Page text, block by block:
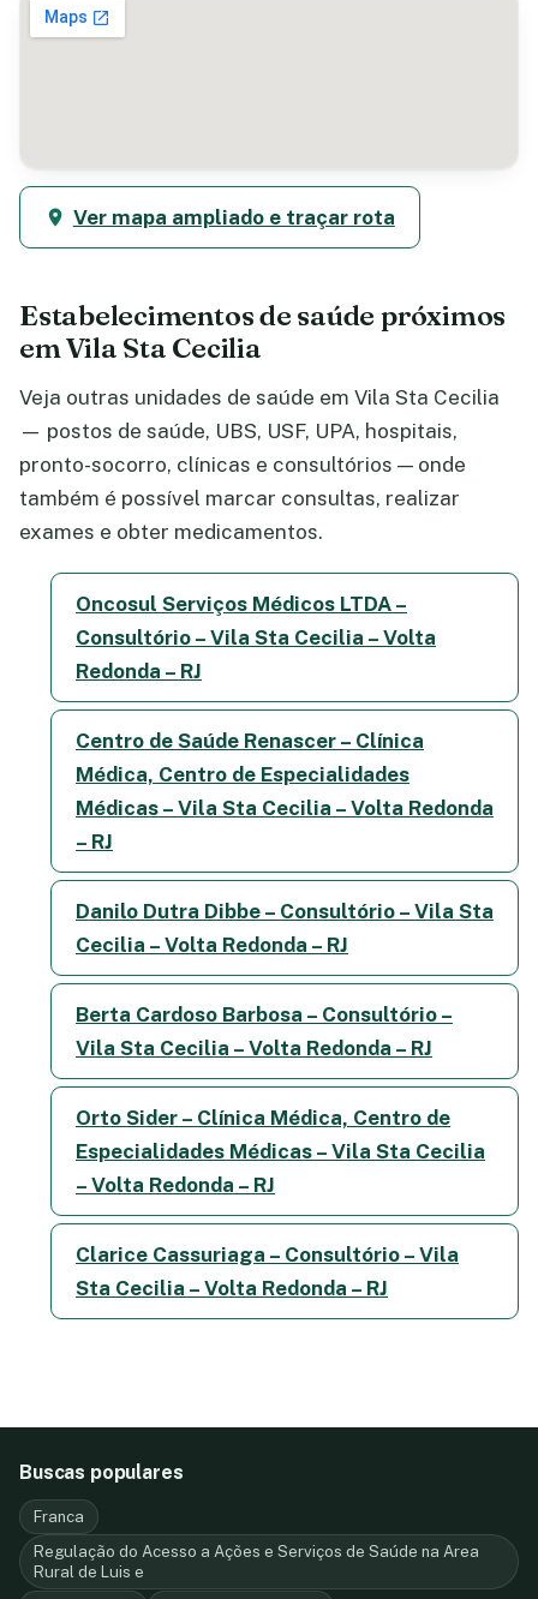
Ver mapa ampliado e traçar rota
Estabelecimentos de saúde próximos
em Vila Sta Cecilia
Veja outras unidades de saúde em Vila Sta Cecilia
— postos de saúde, UBS, USF, UPA, hospitais,
pronto-socorro, clínicas e consultórios — onde
também é possível marcar consultas, realizar
exames e obter medicamentos.
Oncosul Serviços Médicos LTDA –
Consultório – Vila Sta Cecilia – Volta
Redonda – RJ
Centro de Saúde Renascer – Clínica
Médica, Centro de Especialidades
Médicas – Vila Sta Cecilia – Volta Redonda
– RJ
Danilo Dutra Dibbe – Consultório – Vila Sta
Cecilia – Volta Redonda – RJ
Berta Cardoso Barbosa – Consultório –
Vila Sta Cecilia – Volta Redonda – RJ
Orto Sider – Clínica Médica, Centro de
Especialidades Médicas – Vila Sta Cecilia
– Volta Redonda – RJ
Clarice Cassuriaga – Consultório – Vila
Sta Cecilia – Volta Redonda – RJ
Buscas populares
Franca
Regulação do Acesso a Ações e Serviços de Saúde na Area
Rural de Luis e